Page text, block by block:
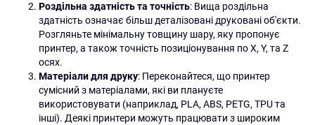
Роздільна здатність та точність: Вища роздільна
здатність означає більш деталізовані друковані об'єкти.
Розгляньте мінімальну товщину шару, яку пропонує
принтер, а також точність позиціонування по X, Y, та Z
осях.
Матеріали для друку: Переконайтеся, що принтер
сумісний з матеріалами, які ви плануєте
використовувати (наприклад, PLA, ABS, PETG, TPU та
інші). Деякі принтери можуть працювати з широким